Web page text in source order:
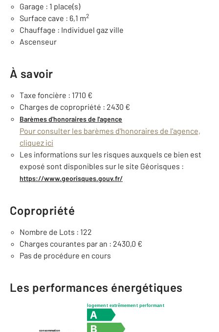
Garage : 1 place(s)
Surface cave : 6,1 m2
Chauffage : Individuel gaz ville
Ascenseur
À savoir
Taxe foncière : 1710 €
Charges de copropriété : 2430 €
Barèmes d'honoraires de l'agence
Pour consulter les barèmes d'honoraires de l'agence,
cliquez ici
Les informations sur les risques auxquels ce bien est
exposé sont disponibles sur le site Géorisques :
https://www.georisques.gouv.fr/
Copropriété
Nombre de Lots : 122
Charges courantes par an : 2430,0 €
Pas de procédure en cours
Les performances énergétiques
logement extrêmement performant
consommation